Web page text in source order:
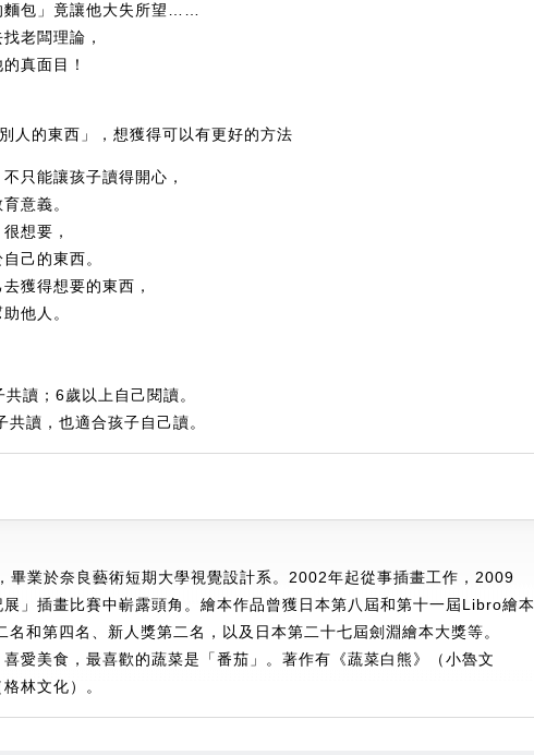
麵包」竟讓他大失所望……
老闆理論，
真面目！
人的東西」，想獲得可以有更好的方法
只能讓孩子讀得開心，
意義。
想要，
己的東西。
獲得想要的東西，
他人。
讀；6歲以上自己閱讀。
讀，也適合孩子自己讀。
畢業於奈良藝術短期大學視覺設計系。2002年起從事插畫工作，2009
」插畫比賽中嶄露頭角。繪本作品曾獲日本第八屆和第十一屆Libro繪本
名和第四名、新人獎第二名，以及日本第二十七屆劍淵繪本大獎等。
愛美食，最喜歡的蔬菜是「番茄」。著作有《蔬菜白熊》（小魯文
林文化）。